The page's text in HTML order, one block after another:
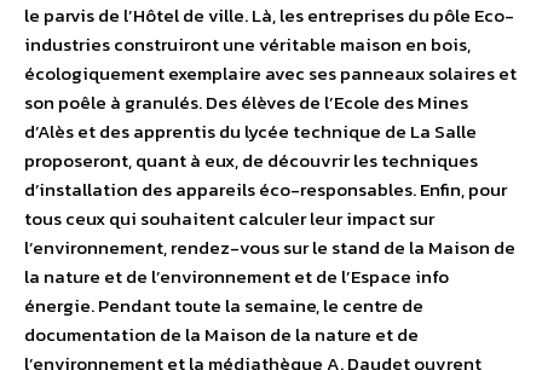
le parvis de l’Hôtel de ville. Là, les entreprises du pôle Eco-
industries construiront une véritable maison en bois,
écologiquement exemplaire avec ses panneaux solaires et
son poêle à granulés. Des élèves de l’Ecole des Mines
d’Alès et des apprentis du lycée technique de La Salle
proposeront, quant à eux, de découvrir les techniques
d’installation des appareils éco-responsables. Enfin, pour
tous ceux qui souhaitent calculer leur impact sur
l’environnement, rendez-vous sur le stand de la Maison de
la nature et de l’environnement et de l’Espace info
énergie. Pendant toute la semaine, le centre de
documentation de la Maison de la nature et de
l’environnement et la médiathèque A. Daudet ouvrent